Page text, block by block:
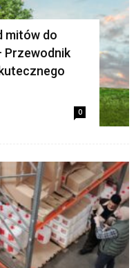
mitów do
Przewodnik
0